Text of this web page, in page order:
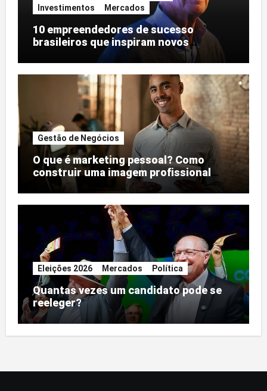
Investimentos
Mercados
10 empreendedores de sucesso
brasileiros que inspiram novos
Gestão de Negócios
O que é marketing pessoal? Como
construir uma imagem profissional
forte
Eleições 2026 Mercados Política
Quantas vezes um candidato pode se
reeleger?